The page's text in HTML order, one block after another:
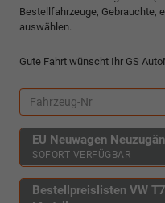
Bestellfahrzeuge, Gebrauchte,
auswählen.
Gute Fahrt wünscht Ihr GS
EU Neuwagen
SOFORT VERFÜGBAR
Bestellpreislisten VW